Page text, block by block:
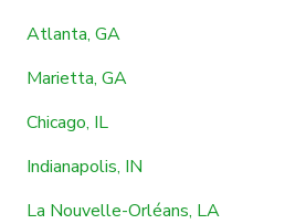
Atlanta, GA
Marietta, GA
Chicago, IL
Indianapolis, IN
La Nouvelle-Orléans, LA